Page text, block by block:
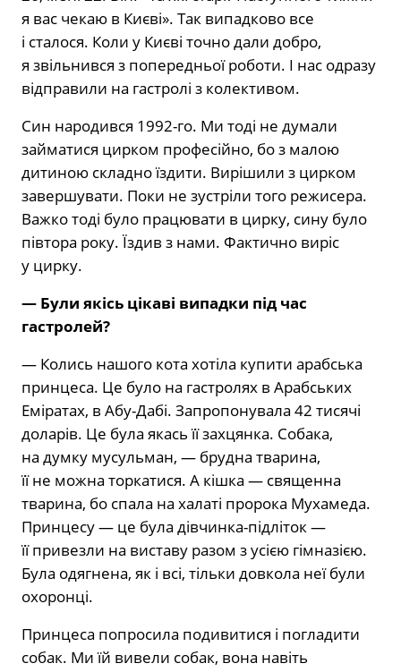
я вас чекаю в Києві». Так випадково все
і сталося. Коли у Ки­єві точно дали добро,
я звільнився з по­передньої роботи. І нас одразу
відпра­вили на гастролі з колективом.
Син народився 1992-го. Ми тоді не думали
займатися цирком професійно, бо з малою
дитиною складно їздити. Вирішили з цирком
завершувати. Поки не зустріли того режисера.
Важко тоді було працювати в цирку, сину було
пів­тора року. Їздив з нами. Фактично ви­ріс
у цирку.
— Були якісь цікаві випадки під час
гастролей?
— Колись нашого кота хотіла купи­ти арабська
принцеса. Це було на га­стролях в Арабських
Еміратах, в Абу-Дабі. Запропонувала 42 тисячі
доларів. Це була якась її захцянка. Собака,
на думку мусульман, — брудна тварина,
її не можна торкатися. А кішка — священ­на
тварина, бо спала на халаті пророка Мухамеда.
Принцесу — це була дівчин­ка-підліток —
її привезли на виставу ра­зом з усією гімназією.
Була одягнена, як і всі, тільки довкола неї були
охорон­ці.
Принцеса попросила подивити­ся і погладити
собак. Ми їй вивели со­бак, вона навіть